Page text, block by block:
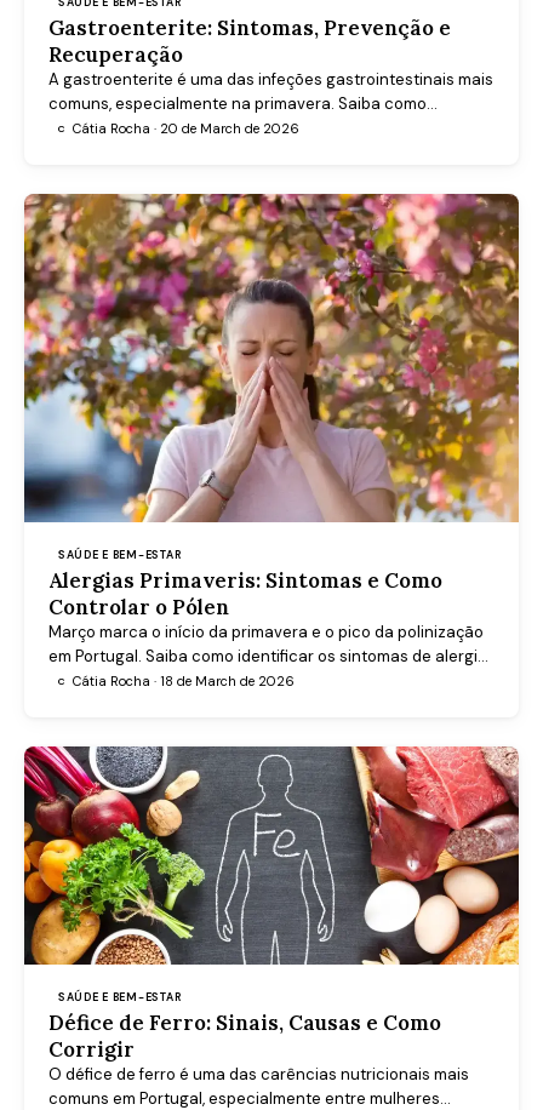
Gastroenterite: Sintomas, Prevenção e
Recuperação
A gastroenterite é uma das infeções gastrointestinais mais
comuns, especialmente na primavera. Saiba como
reconhecê-la, preveni-la e recuperar corretamente.
C Cátia Rocha · 20 de March de 2026
SAÚDE E BEM-ESTAR
Alergias Primaveris: Sintomas e Como
Controlar o Pólen
Março marca o início da primavera e o pico da polinização
em Portugal. Saiba como identificar os sintomas de alergia
ao pólen, distingui-los de uma constipação e adotar
C Cátia Rocha · 18 de March de 2026
SAÚDE E BEM-ESTAR
Défice de Ferro: Sinais, Causas e Como
Corrigir
O défice de ferro é uma das carências nutricionais mais
comuns em Portugal, especialmente entre mulheres